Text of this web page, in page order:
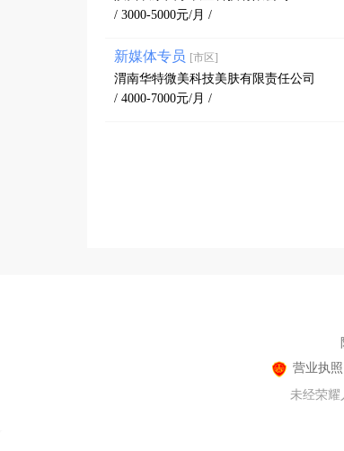
/ 3000-5000元/月 /
新媒体专员 [市区]
渭南华特微美科技美肤有限责任公司
/ 4000-7000元/月 /
营业执照
未经荣耀